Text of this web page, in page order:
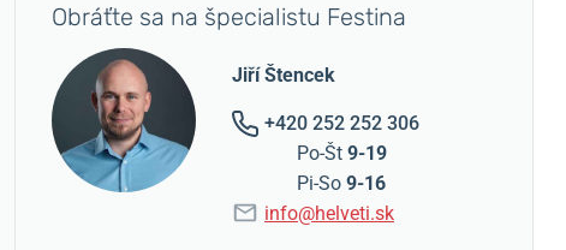
Obráťte sa na špecialistu Festina
Jiří Štencek
+420 252 252 306
Po-Št 9-19
Pi-So 9-16
info@helveti.sk